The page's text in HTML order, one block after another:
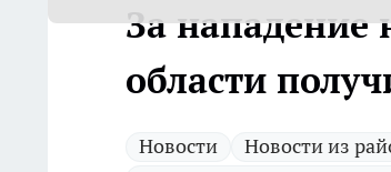
За нападение
области
Новости Новости из